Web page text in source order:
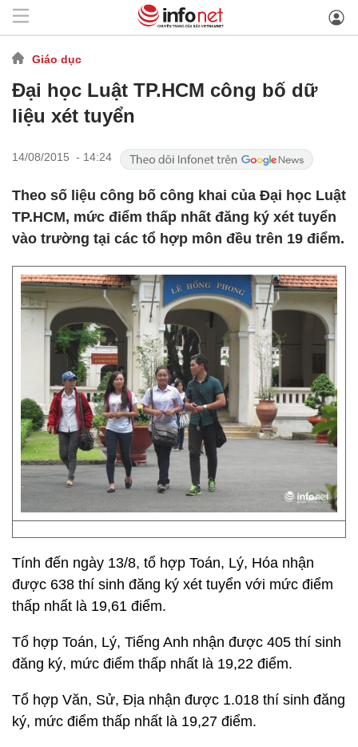
Giáo dục
Đại học Luật TP.HCM công bố dữ
liệu xét tuyển
14/08/2015 - 14:24
Theo số liệu công bố công khai của Đại học Luật
TP.HCM, mức điểm thấp nhất đăng ký xét tuyển
vào trường tại các tổ hợp môn đều trên 19 điểm.
Tính đến ngày 13/8, tổ hợp Toán, Lý, Hóa nhận
được 638 thí sinh đăng ký xét tuyển với mức điểm
thấp nhất là 19,61 điểm.
Tổ hợp Toán, Lý, Tiếng Anh nhận được 405 thí sinh
đăng ký, mức điểm thấp nhất là 19,22 điểm.
Tổ hợp Văn, Sử, Địa nhận được 1.018 thí sinh đăng
ký, mức điểm thấp nhất là 19,27 điểm.